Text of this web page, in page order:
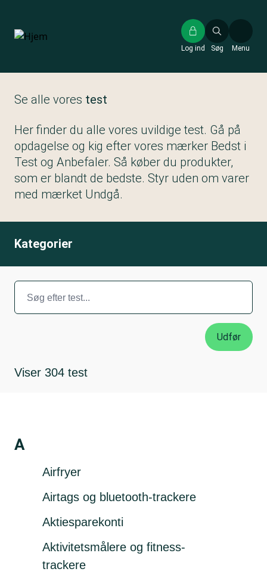
hovedindhold
Søg
Log ind Menu
Se alle vores test
Her finder du alle vores uvildige test. Gå på
opdagelse og kig efter vores mærker Bedst i
Test og Anbefaler. Så køber du produkter,
som er blandt de bedste. Styr uden om varer
med mærket Undgå.
Kategorier
Titel
Viser 304 test
A
Airfryer
Airtags og bluetooth-trackere
Aktiesparekonti
Aktivitetsmålere og fitness-
trackere